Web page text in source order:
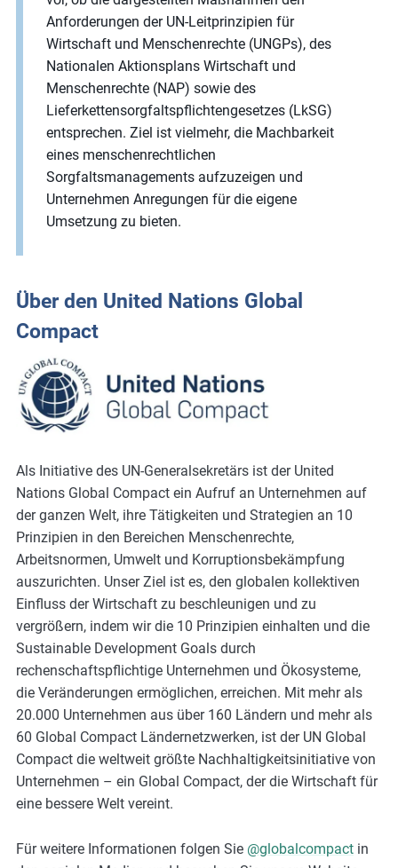
Anforderungen der UN-Leitprinzipien für
Wirtschaft und Menschenrechte (UNGPs), des
Nationalen Aktionsplans Wirtschaft und
Menschenrechte (NAP) sowie des
Lieferkettensorgfaltspflichtengesetzes (LkSG)
entsprechen. Ziel ist vielmehr, die Machbarkeit
eines menschenrechtlichen
Sorgfaltsmanagements aufzuzeigen und
Unternehmen Anregungen für die eigene
Umsetzung zu bieten.
Über den United Nations Global
Compact
Als Initiative des UN-Generalsekretärs ist der United
Nations Global Compact ein Aufruf an Unternehmen auf
der ganzen Welt, ihre Tätigkeiten und Strategien an 10
Prinzipien in den Bereichen Menschenrechte,
Arbeitsnormen, Umwelt und Korruptionsbekämpfung
auszurichten. Unser Ziel ist es, den globalen kollektiven
Einfluss der Wirtschaft zu beschleunigen und zu
vergrößern, indem wir die 10 Prinzipien einhalten und die
Sustainable Development Goals durch
rechenschaftspflichtige Unternehmen und Ökosysteme,
die Veränderungen ermöglichen, erreichen. Mit mehr als
20.000 Unternehmen aus über 160 Ländern und mehr als
60 Global Compact Ländernetzwerken, ist der UN Global
Compact die weltweit größte Nachhaltigkeitsinitiative von
Unternehmen – ein Global Compact, der die Wirtschaft für
eine bessere Welt vereint.
Für weitere Informationen folgen Sie @globalcompactin